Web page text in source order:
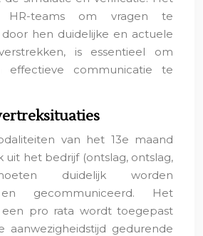
HR-teams om vragen te
hen duidelijke en actuele
is essentieel om
effectieve communicatie te
van het 13e maand
uit het bedrijf (ontslag, ontslag,
duidelijk worden
gecommuniceerd. Het
pro rata wordt toegepast
aanwezigheidstijd gedurende